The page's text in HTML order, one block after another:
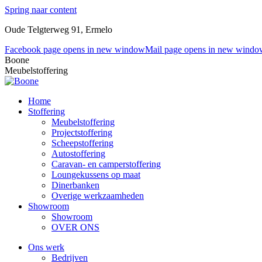
Spring naar content
Oude Telgterweg 91, Ermelo
Facebook page opens in new windowMail page opens in new
Boone
Meubelstoffering
Home
Stoffering
Meubelstoffering
Projectstoffering
Scheepstoffering
Autostoffering
Caravan- en camperstoffering
Loungekussens op maat
Dinerbanken
Overige werkzaamheden
Showroom
Showroom
OVER ONS
Ons werk
Bedrijven